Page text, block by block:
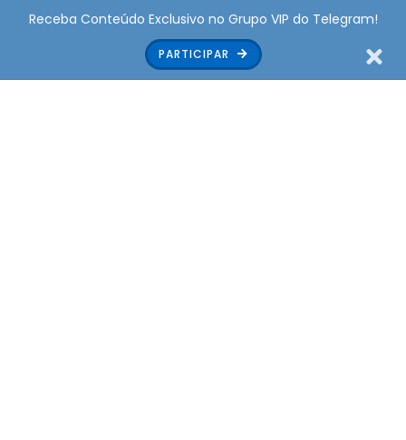
Receba Conteúdo Exclusivo no Grupo VIP do Telegram!
PARTICIPAR